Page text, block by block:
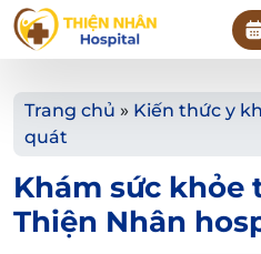
Trang chủ » Kiến thức y
quát
Khám sức khỏe
Thiện Nhân